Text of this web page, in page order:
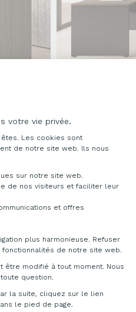
votre vie privée.
du Consentement :
Les cookies sont
de notre site web. Ils nous
sur notre site web.
de nos visiteurs et faciliter leur
et offres
plus harmonieuse. Refuser
de notre site web.
être modifié à tout moment. Nous
question.
la suite, cliquez sur le lien
le pied de page.
À partir de 234,00